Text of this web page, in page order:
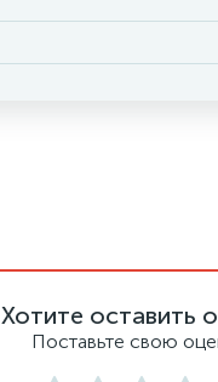
Хотите оставить
Поставьте свою